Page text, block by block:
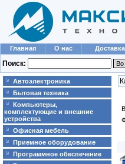
Главная О нас
Поиск:
Автоэлектроника
Бытовая техника
Компьютеры,
комплектующие и внешние
устройства
Офисная мебель
Приемное оборудование
Программное обеспечение